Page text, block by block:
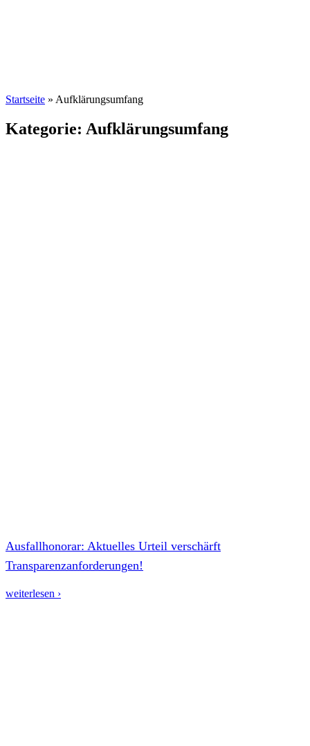
Startseite » Aufklärungsumfang
Kategorie: Aufklärungsumfang
Ausfallhonorar: Aktuelles Urteil verschärft
Transparenzanforderungen!
weiterlesen ›